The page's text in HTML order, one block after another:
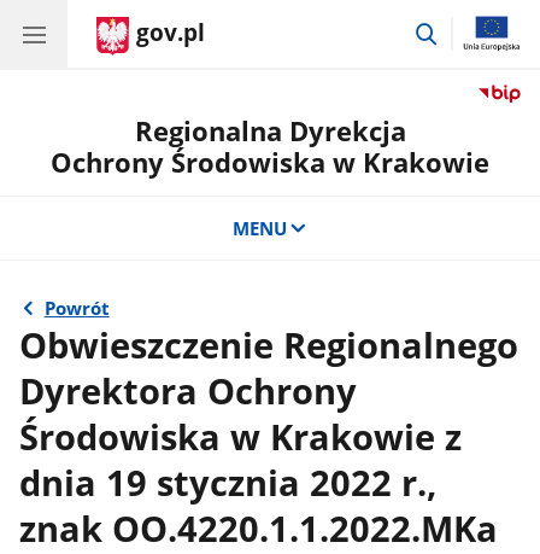
gov.pl
przejdź
Regionalna Dyrekcja
Ochrony Środowiska w Krakowie
MENU
Powrót
Obwieszczenie Regionalnego
Dyrektora Ochrony
Środowiska w Krakowie z
dnia 19 stycznia 2022 r.,
znak OO.4220.1.1.2022.MKa